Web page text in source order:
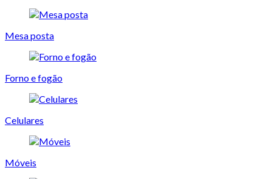
Mesa posta
Forno e fogão
Celulares
Móveis